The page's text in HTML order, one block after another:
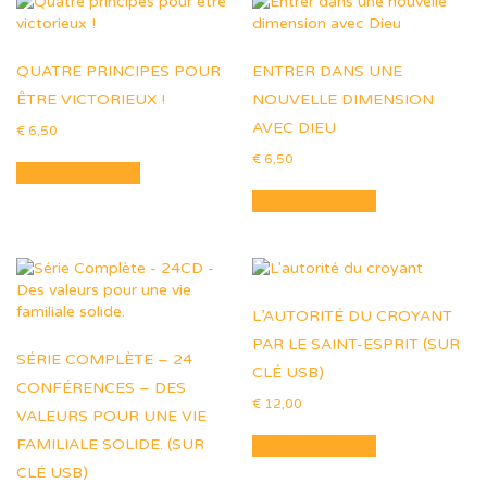
QUATRE PRINCIPES POUR
ÊTRE VICTORIEUX !
€ 6,50
ENTRER DANS UNE
NOUVELLE DIMENSION
AVEC DIEU
€ 6,50
SÉRIE COMPLÈTE – 24
CONFÉRENCES – DES
VALEURS POUR UNE VIE
FAMILIALE SOLIDE. (SUR
CLÉ USB)
L’AUTORITÉ DU CROYANT
PAR LE SAINT-ESPRIT (SUR
CLÉ USB)
€ 12,00